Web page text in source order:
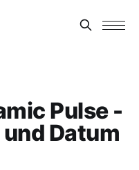
Pulse -
Datum